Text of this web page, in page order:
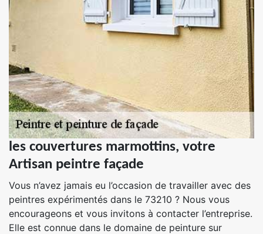
les couvertures marmottins, votre
Artisan peintre façade
Vous n’avez jamais eu l’occasion de travailler avec des
peintres expérimentés dans le 73210 ? Nous vous
encourageons et vous invitons à contacter l’entreprise.
Elle est connue dans le domaine de peinture sur